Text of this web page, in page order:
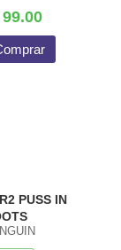
PUSS IN